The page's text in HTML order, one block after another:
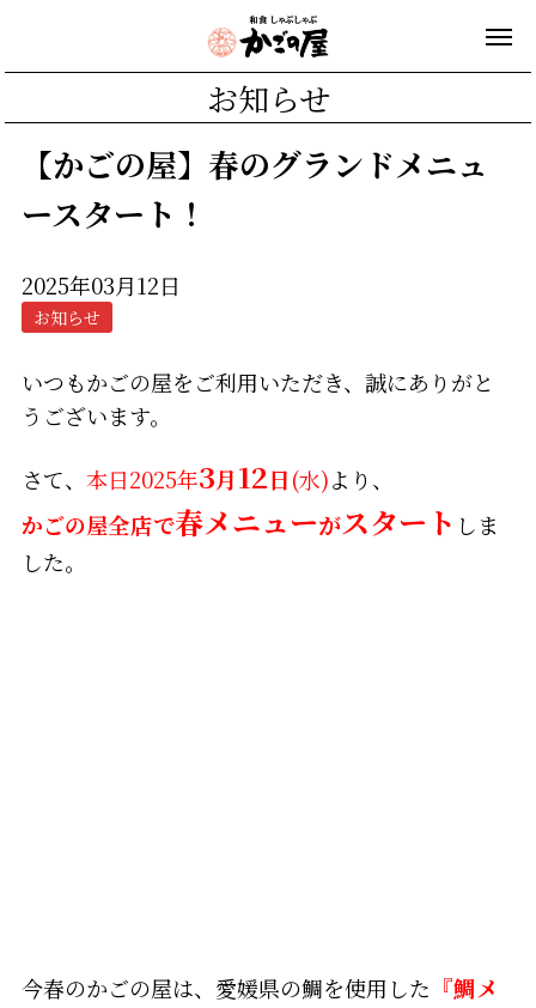
お知らせ
【かごの屋】春のグランドメニュ
ースタート！
2025年03月12日
お知らせ
いつもかごの屋をご利用いただき、誠にありがと
うございます。
さて、 本日2025年3月12日(水)より、
かごの屋全店で春メニューがスタート しま
した。
今春のかごの屋は、愛媛県の鯛を使用した 『鯛メ